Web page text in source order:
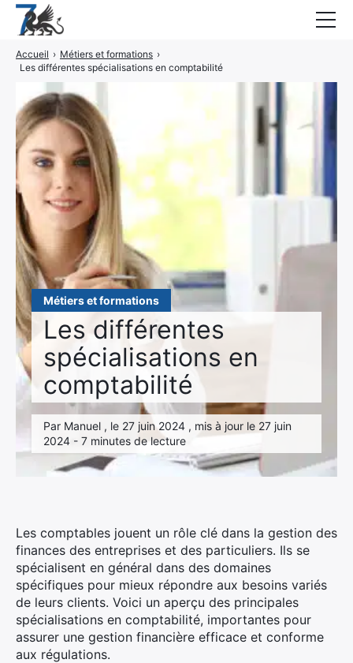
Métiers et formations
Les différentes
spécialisations en
comptabilité
Par Manuel , le 27 juin 2024 , mis à jour le 27 juin
2024 - 7 minutes de lecture
Accueil › Métiers et formations ›
Les différentes spécialisations en comptabilité
Les comptables jouent un rôle clé dans la gestion des
finances des entreprises et des particuliers. Ils se
spécialisent en général dans des domaines
spécifiques pour mieux répondre aux besoins variés
de leurs clients. Voici un aperçu des principales
spécialisations en comptabilité, importantes pour
assurer une gestion financière efficace et conforme
aux régulations.
Guides
Interviews
CONTACT